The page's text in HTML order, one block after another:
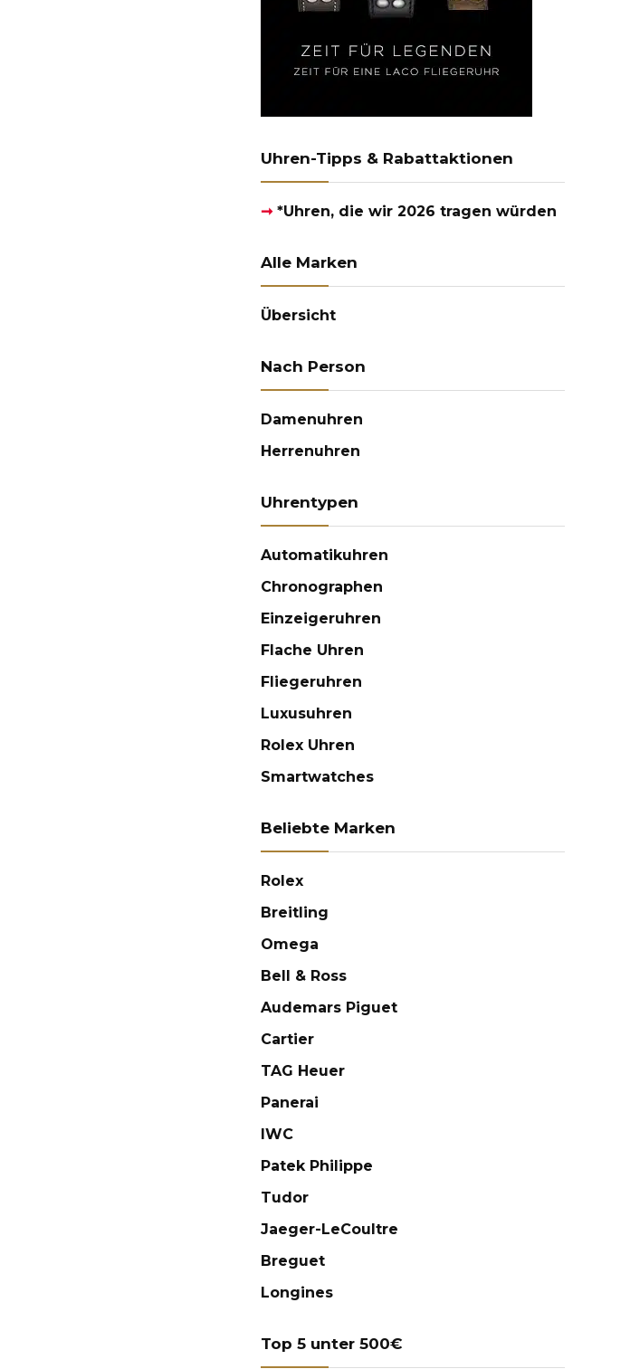
Uhren-Tipps & Rabattaktionen
➞ *Uhren, die wir 2026 tragen würden
Alle Marken
Übersicht
Nach Person
Damenuhren
Herrenuhren
Uhrentypen
Automatikuhren
Chronographen
Einzeigeruhren
Flache Uhren
Fliegeruhren
Luxusuhren
Rolex Uhren
Smartwatches
Beliebte Marken
Rolex
Breitling
Omega
Bell & Ross
Audemars Piguet
Cartier
TAG Heuer
Panerai
IWC
Patek Philippe
Tudor
Jaeger-LeCoultre
Breguet
Longines
Top 5 unter 500€